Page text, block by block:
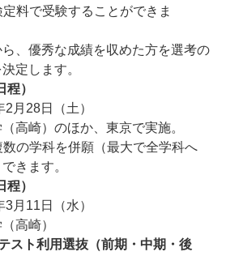
料で受験することができま
、優秀な成績を収めた方を選考の
定します。
）
月28日（土）
高崎）のほか、東京で実施。
数の学科を併願（最大で全学科へ
きます。
）
月11日（水）
高崎）
スト利用選抜（前期・中期・後